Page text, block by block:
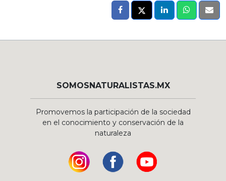
SOMOSNATURALISTAS.MX
Promovemos la participación de la sociedad
en el conocimiento y conservación de la
naturaleza